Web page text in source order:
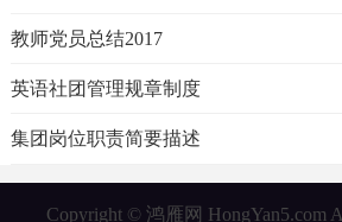
教师党员总结2017
英语社团管理规章制度
集团岗位职责简要描述
Copyright © 鸿雁网 HongYan5.com